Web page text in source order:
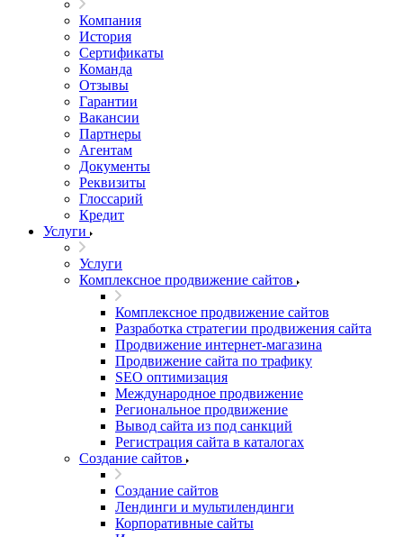
Компания
История
Сертификаты
Команда
Отзывы
Гарантии
Вакансии
Партнеры
Агентам
Документы
Реквизиты
Глоссарий
Кредит
Услуги
Услуги
Комплексное продвижение сайтов
Комплексное продвижение сайтов
Разработка стратегии продвижения сайта
Продвижение интернет-магазина
Продвижение сайта по трафику
SEO оптимизация
Международное продвижение
Региональное продвижение
Вывод сайта из под санкций
Регистрация сайта в каталогах
Создание сайтов
Создание сайтов
Лендинги и мультилендинги
Корпоративные сайты